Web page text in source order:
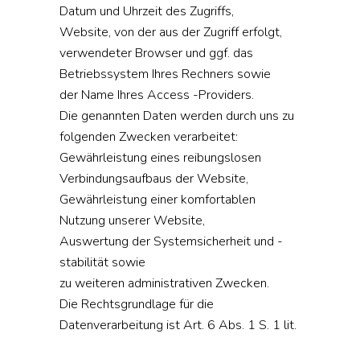
Datum und Uhrzeit des Zugriffs,
Website, von der aus der Zugriff erfolgt,
verwendeter Browser und ggf. das
Betriebssystem Ihres Rechners sowie
der Name Ihres Access -Providers.
Die genannten Daten werden durch uns zu
folgenden Zwecken verarbeitet:
Gewährleistung eines reibungslosen
Verbindungsaufbaus der Website,
Gewährleistung einer komfortablen
Nutzung unserer Website,
Auswertung der Systemsicherheit und -
stabilität sowie
zu weiteren administrativen Zwecken.
Die Rechtsgrundlage für die
Datenverarbeitung ist Art. 6 Abs. 1 S. 1 lit.